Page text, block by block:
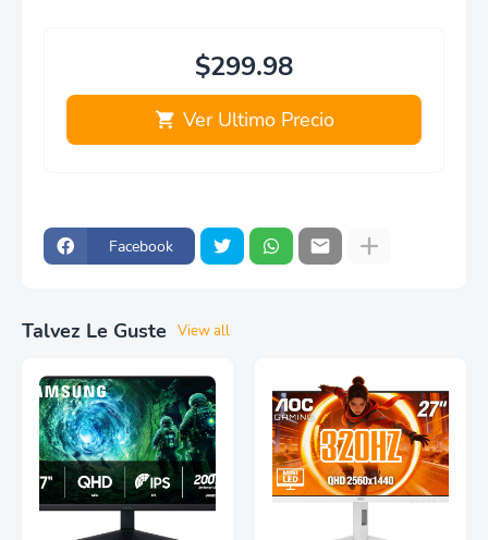
$299.98
Ver Ultimo Precio
Facebook
Talvez Le Guste View all